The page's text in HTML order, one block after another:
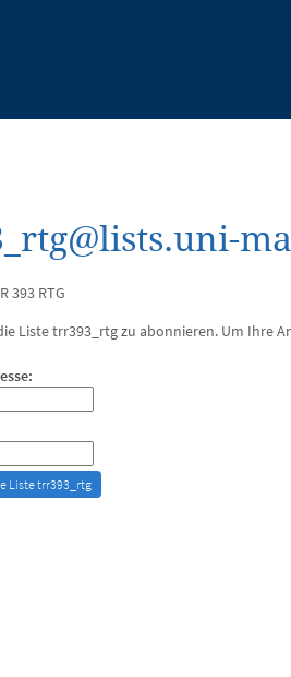
393 RTG
Liste trr393_rtg zu abonnieren. Um Ihre